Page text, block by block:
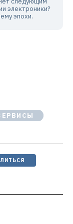
электроники?
эпохи.